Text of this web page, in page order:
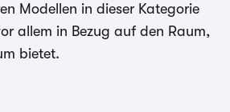
Modellen in dieser Kategorie
allem in Bezug auf den Raum,
bietet.